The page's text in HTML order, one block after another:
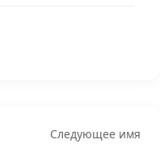
Следующее имя